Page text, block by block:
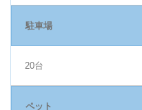
駐車場
20台
ペット